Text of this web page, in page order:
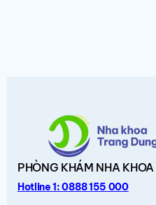
PHÒNG KHÁM NHA
Hotline 1: 0888 155 000